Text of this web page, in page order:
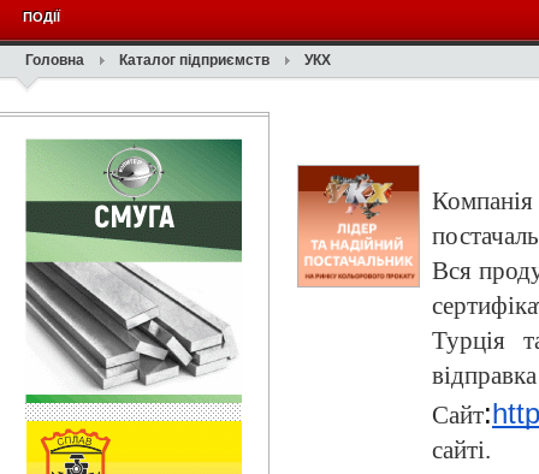
ПОДІЇ
Головна Каталог підприємств УКХ
Вся
Турція
Сайт:
сайті.